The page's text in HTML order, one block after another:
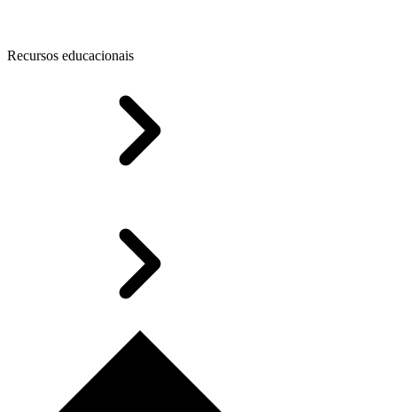
Recursos educacionais